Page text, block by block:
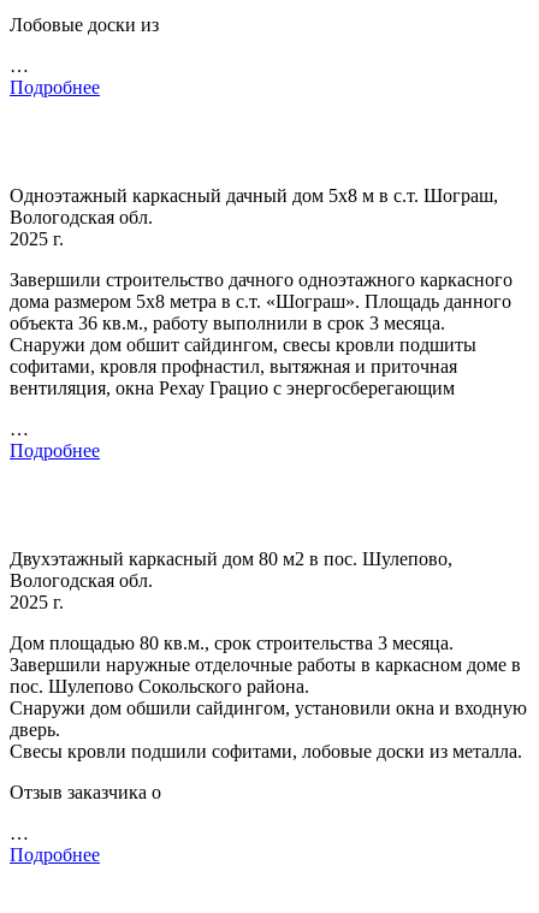
Лобовые доски из
…
Подробнее
Одноэтажный каркасный дачный дом 5х8 м в с.т. Шограш,
Вологодская обл.
2025 г.
Завершили строительство дачного одноэтажного каркасного
дома размером 5х8 метра в с.т. «Шограш». Площадь данного
объекта 36 кв.м., работу выполнили в срок 3 месяца.
Снаружи дом обшит сайдингом, свесы кровли подшиты
софитами, кровля профнастил, вытяжная и приточная
вентиляция, окна Рехау Грацио с энергосберегающим
…
Подробнее
Двухэтажный каркасный дом 80 м2 в пос. Шулепово,
Вологодская обл.
2025 г.
Дом площадью 80 кв.м., срок строительства 3 месяца.
Завершили наружные отделочные работы в каркасном доме в
пос. Шулепово Сокольского района.
Снаружи дом обшили сайдингом, установили окна и входную
дверь.
Свесы кровли подшили софитами, лобовые доски из металла.
Отзыв заказчика о
…
Подробнее